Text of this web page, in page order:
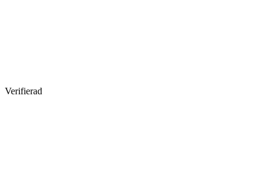
Verifierad